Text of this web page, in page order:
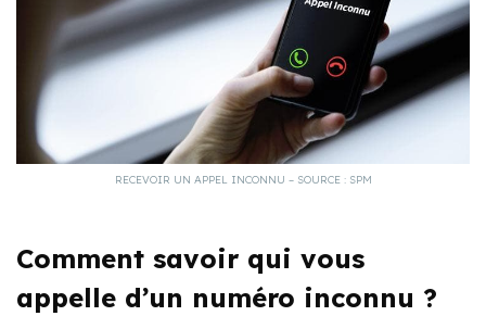
RECEVOIR UN APPEL INCONNU – SOURCE : SPM
Comment savoir qui vous
appelle d’un numéro inconnu ?